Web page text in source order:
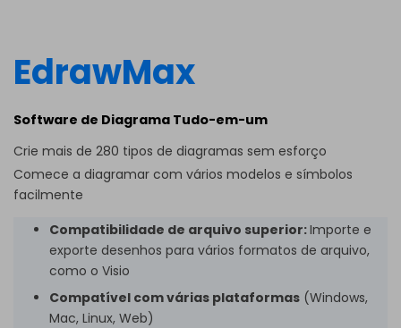
EdrawMax
Software de Diagrama Tudo-em-um
Crie mais de 280 tipos de diagramas sem esforço
Comece a diagramar com vários modelos e símbolos
facilmente
Compatibilidade de arquivo superior:Importe e
exporte desenhos para vários formatos de arquivo,
como o Visio
Compatível com várias plataformas (Windows,
Mac, Linux, Web)